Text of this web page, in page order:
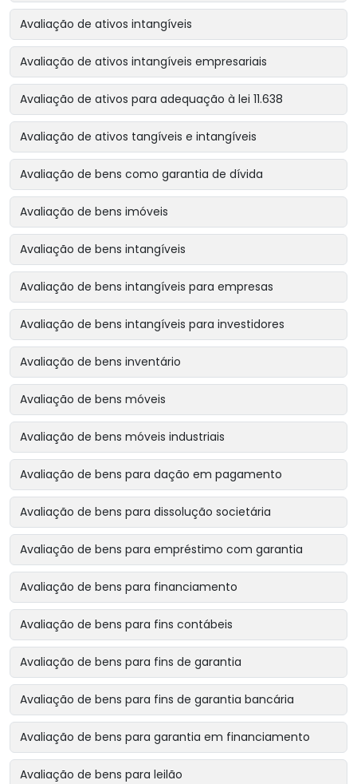
Avaliação de ativos intangíveis
Avaliação de ativos intangíveis empresariais
Avaliação de ativos para adequação à lei 11.638
Avaliação de ativos tangíveis e intangíveis
Avaliação de bens como garantia de dívida
Avaliação de bens imóveis
Avaliação de bens intangíveis
Avaliação de bens intangíveis para empresas
Avaliação de bens intangíveis para investidores
Avaliação de bens inventário
Avaliação de bens móveis
Avaliação de bens móveis industriais
Avaliação de bens para dação em pagamento
Avaliação de bens para dissolução societária
Avaliação de bens para empréstimo com garantia
Avaliação de bens para financiamento
Avaliação de bens para fins contábeis
Avaliação de bens para fins de garantia
Avaliação de bens para fins de garantia bancária
Avaliação de bens para garantia em financiamento
Avaliação de bens para leilão